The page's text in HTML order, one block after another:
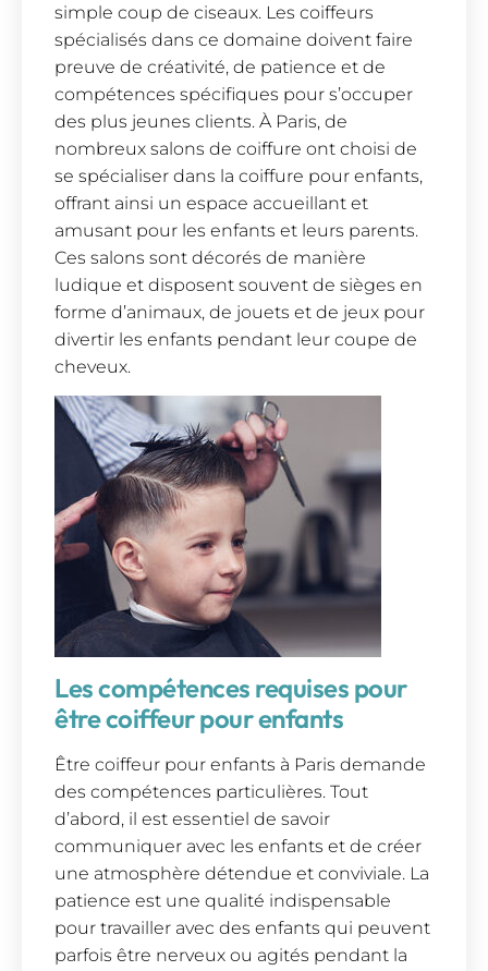
simple coup de ciseaux. Les coiffeurs
spécialisés dans ce domaine doivent faire
preuve de créativité, de patience et de
compétences spécifiques pour s’occuper
des plus jeunes clients. À Paris, de
nombreux salons de coiffure ont choisi de
se spécialiser dans la coiffure pour enfants,
offrant ainsi un espace accueillant et
amusant pour les enfants et leurs parents.
Ces salons sont décorés de manière
ludique et disposent souvent de sièges en
forme d’animaux, de jouets et de jeux pour
divertir les enfants pendant leur coupe de
cheveux.
Les compétences requises pour
être coiffeur pour enfants
Être coiffeur pour enfants à Paris demande
des compétences particulières. Tout
d’abord, il est essentiel de savoir
communiquer avec les enfants et de créer
une atmosphère détendue et conviviale. La
patience est une qualité indispensable
pour travailler avec des enfants qui peuvent
parfois être nerveux ou agités pendant la